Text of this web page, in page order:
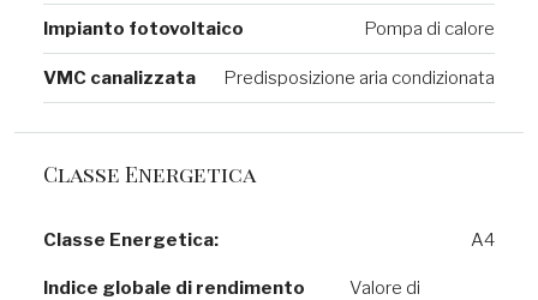
Impianto fotovoltaico Pompa di calore
VMC canalizzata Predisposizione aria condizionata
Classe Energetica
Classe Energetica: A4
Indice globale di rendimento
Valore di